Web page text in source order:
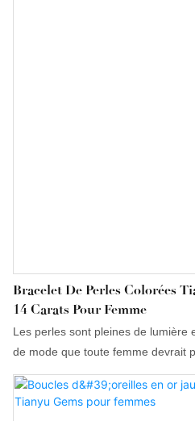
Bracelet De Perles Colorées
14 Carats Pour Femme
Les perles sont pleines de lumière
de mode que toute femme devrait